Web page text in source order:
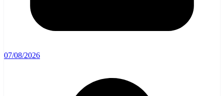
07/08/2026